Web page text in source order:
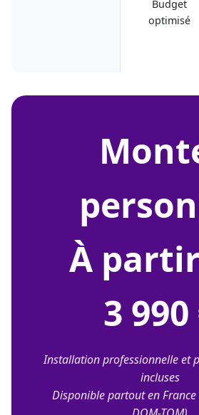
Budget
optimisé
monte-
À
3 990
Installation professionnelle et
incluses
Disponible partout en France